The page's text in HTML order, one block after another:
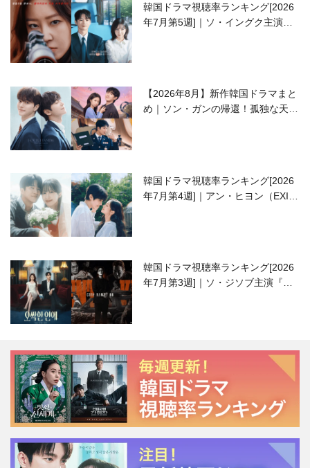
韓国ドラマ視聴率ランキング[2026
年7月第5週]｜ソ・イングク主演の
【2026年8月】新作韓国ドラマまと
め｜ソン・ガンの帰還！孤独な天才
韓国ドラマ視聴率ランキング[2026
年7月第4週]｜アン・ヒヨン（EXID
韓国ドラマ視聴率ランキング[2026
年7月第3週]｜ソ・ジソブ主演『エ